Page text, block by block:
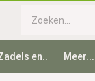
en.. Meer...